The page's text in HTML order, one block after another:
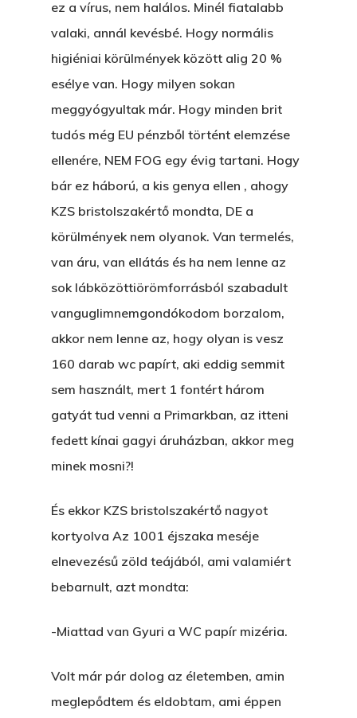
ez a vírus, nem halálos. Minél fiatalabb
valaki, annál kevésbé. Hogy normális
higiéniai körülmények között alig 20 %
esélye van. Hogy milyen sokan
meggyógyultak már. Hogy minden brit
tudós még EU pénzből történt elemzése
ellenére, NEM FOG egy évig tartani. Hogy
bár ez háború, a kis genya ellen , ahogy
KZS bristolszakértő mondta, DE a
körülmények nem olyanok. Van termelés,
van áru, van ellátás és ha nem lenne az
sok lábközöttiörömforrásból szabadult
vanguglimnemgondókodom borzalom,
akkor nem lenne az, hogy olyan is vesz
160 darab wc papírt, aki eddig semmit
sem használt, mert 1 fontért három
gatyát tud venni a Primarkban, az itteni
fedett kínai gagyi áruházban, akkor meg
minek mosni?!
És ekkor KZS bristolszakértő nagyot
kortyolva Az 1001 éjszaka meséje
elnevezésű zöld teájából, ami valamiért
bebarnult, azt mondta:
-Miattad van Gyuri a WC papír mizéria.
Volt már pár dolog az életemben, amin
meglepődtem és eldobtam, ami éppen